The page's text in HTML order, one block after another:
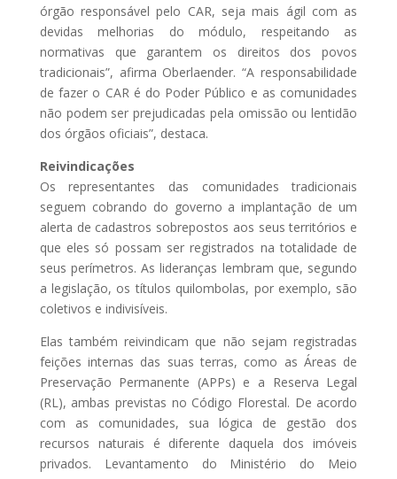
órgão responsável pelo CAR, seja mais ágil com as
devidas melhorias do módulo, respeitando as
normativas que garantem os direitos dos povos
tradicionais”, afirma Oberlaender. “A responsabilidade
de fazer o CAR é do Poder Público e as comunidades
não podem ser prejudicadas pela omissão ou lentidão
dos órgãos oficiais”, destaca.
Reivindicações
Os representantes das comunidades tradicionais
seguem cobrando do governo a implantação de um
alerta de cadastros sobrepostos aos seus territórios e
que eles só possam ser registrados na totalidade de
seus perímetros. As lideranças lembram que, segundo
a legislação, os títulos quilombolas, por exemplo, são
coletivos e indivisíveis.
Elas também reivindicam que não sejam registradas
feições internas das suas terras, como as Áreas de
Preservação Permanente (APPs) e a Reserva Legal
(RL), ambas previstas no Código Florestal. De acordo
com as comunidades, sua lógica de gestão dos
recursos naturais é diferente daquela dos imóveis
privados. Levantamento do Ministério do Meio